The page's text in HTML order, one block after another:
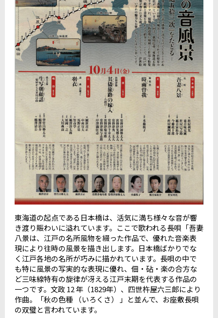
東海道の起点である日本橋は、活気に満ち様々な音が響
き渡り賑わいに溢れています。ここで歌われる長唄「吾妻
八景は、江戸の名所風物を綴った作品で、優れた音楽表
現により往時の風景を描き出します。日本橋ばかりでな
く江戸各地の名所が巧みに描かれています。長唄の中で
も特に風景の写実的な表現に優れ、佃・砧・楽の合方な
ど三味線特有の旋律が冴える江戸末期を代表する作品の
一つです。文政 12 年（1829年）、四世杵屋六三郎により
作曲。「秋の色種 （いろくさ） 」と並んで、お座敷長唄
の双璧と言われています。